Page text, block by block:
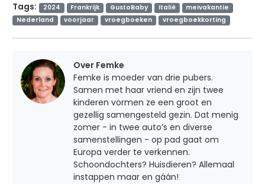
Tags: 2024 Frankrijk GustoBaby Italië
meivakantie
Nederland
voorjaar vroegboeken vroegboekkorting
Over Femke
Femke is moeder van drie pubers.
Samen met haar vriend en zijn twee
kinderen vormen ze een groot en
gezellig samengesteld gezin. Dat menig
zomer - in twee auto’s en diverse
samenstellingen - op pad gaat om
Europa verder te verkennen.
Schoondochters? Huisdieren? Allemaal
instappen maar en gáán!